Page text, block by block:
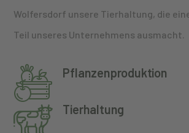
Wolfersdorf unsere Tierhaltung, die
Teil unseres Unternehmens ausmacht.
Pflanzenproduktion
Tierhaltung